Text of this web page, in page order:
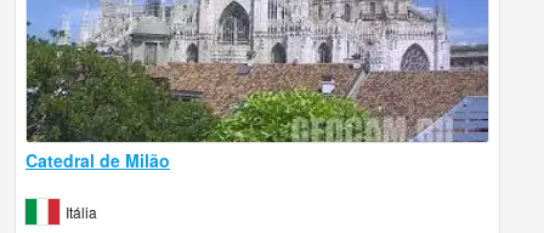
Catedral de Milão
Itália